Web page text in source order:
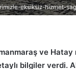
eksiksiz-hizmet-
ve
bilgiler verdi.